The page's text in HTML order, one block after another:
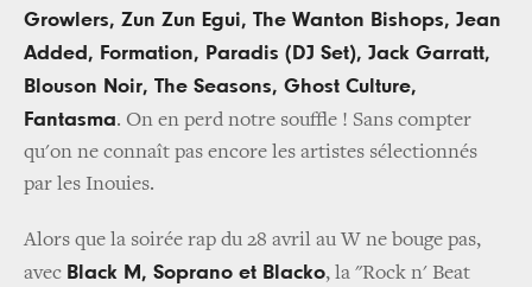
Growlers, Zun Zun Egui, The Wanton Bishops, Jean
Added, Formation, Paradis (DJ Set), Jack Garratt,
Blouson Noir, The Seasons, Ghost Culture,
Fantasma. On en perd notre souffle ! Sans compter
qu'on ne connaît pas encore les artistes sélectionnés
par les Inouies.
Alors que la soirée rap du 28 avril au W ne bouge pas,
avec Black M, Soprano et Blacko, la "Rock n' Beat